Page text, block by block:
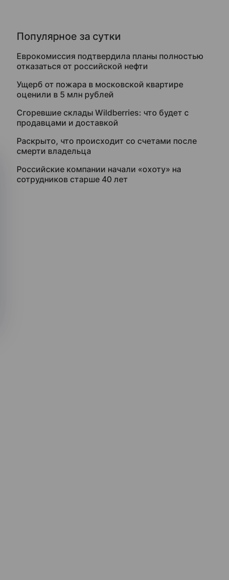
Популярное за сутки
Еврокомиссия подтвердила планы полностью
отказаться от российской нефти
Ущерб от пожара в московской квартире
оценили в 5 млн рублей
Сгоревшие склады Wildberries: что будет с
продавцами и доставкой
Раскрыто, что происходит со счетами после
смерти владельца
Российские компании начали «охоту» на
сотрудников старше 40 лет